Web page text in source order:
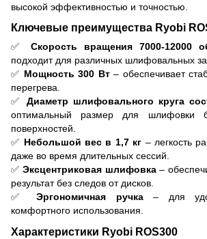
высокой эффективностью и точностью.
Ключевые преимущества Ryobi
✅ Скорость вращения 7000-12000
подходит для различных шлифовальных
✅ Мощность 300 Вт– обеспечивает
перегрева.
✅ Диаметр шлифовального круга
оптимальный размер для шлифовки
поверхностей.
✅ Небольшой вес в 1,7 кг – легкость
даже во время длительных сессий.
✅ Эксцентриковая шлифовка–
результат без следов от дисков.
✅ Эргономичная ручка– для
комфортного использования.
Характеристики Ryobi ROS300